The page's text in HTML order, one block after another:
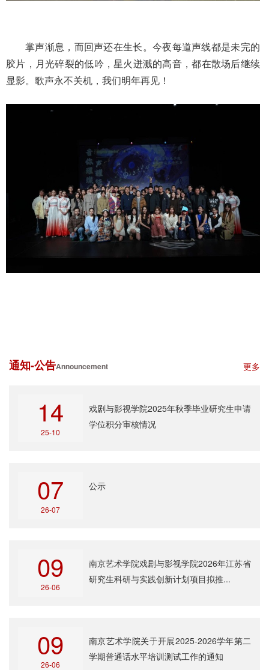
掌声渐息，而回声还在生长。今夜每道声线都是未完的
胶片，月光碎裂的低吟，星火迸溅的高音，都在散场后继续
显影。歌声永不关机，我们明年再见！
通知-公告Announcement 更多
14
25-10
戏剧与影视学院2025年秋季毕业研究生申请
学位积分审核情况
07
26-07
公示
09
26-06
南京艺术学院戏剧与影视学院2026年江苏省
研究生科研与实践创新计划项目拟推...
09
26-06
南京艺术学院关于开展2025-2026学年第二
学期普通话水平培训测试工作的通知